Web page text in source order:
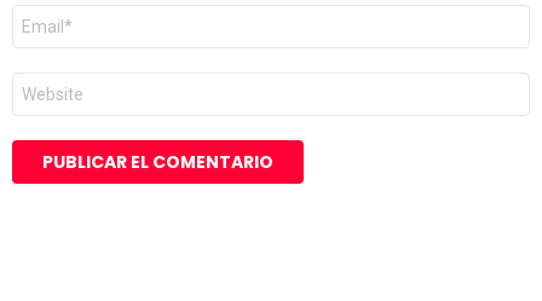
Correo
electrónico
*
Web